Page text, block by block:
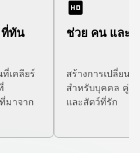
ที่ทัน
เคลียร์
มาจาก
ช่วย คน และ
สร้างการเปลี่ยน
สําหรับบุคคล คู่ ค
และสัตว์ที่รัก